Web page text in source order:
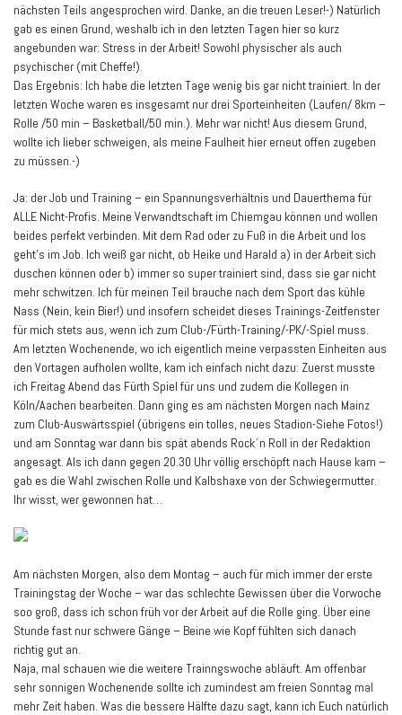
nächsten Teils angesprochen wird. Danke, an die treuen Leser!-) Natürlich
gab es einen Grund, weshalb ich in den letzten Tagen hier so kurz
angebunden war: Stress in der Arbeit! Sowohl physischer als auch
psychischer (mit Cheffe!).
Das Ergebnis: Ich habe die letzten Tage wenig bis gar nicht trainiert. In der
letzten Woche waren es insgesamt nur drei Sporteinheiten (Laufen/ 8km –
Rolle /50 min – Basketball/50 min.). Mehr war nicht! Aus diesem Grund,
wollte ich lieber schweigen, als meine Faulheit hier erneut offen zugeben
zu müssen.-)
Ja: der Job und Training – ein Spannungsverhältnis und Dauerthema für
ALLE Nicht-Profis. Meine Verwandtschaft im Chiemgau können und wollen
beides perfekt verbinden. Mit dem Rad oder zu Fuß in die Arbeit und los
geht’s im Job. Ich weiß gar nicht, ob Heike und Harald a) in der Arbeit sich
duschen können oder b) immer so super trainiert sind, dass sie gar nicht
mehr schwitzen. Ich für meinen Teil brauche nach dem Sport das kühle
Nass (Nein, kein Bier!) und insofern scheidet dieses Trainings-Zeitfenster
für mich stets aus, wenn ich zum Club-/Fürth-Training/-PK/-Spiel muss.
Am letzten Wochenende, wo ich eigentlich meine verpassten Einheiten aus
den Vortagen aufholen wollte, kam ich einfach nicht dazu: Zuerst musste
ich Freitag Abend das Fürth Spiel für uns und zudem die Kollegen in
Köln/Aachen bearbeiten. Dann ging es am nächsten Morgen nach Mainz
zum Club-Auswärtsspiel (übrigens ein tolles, neues Stadion-Siehe Fotos!)
und am Sonntag war dann bis spät abends Rock´n Roll in der Redaktion
angesagt. Als ich dann gegen 20.30 Uhr völlig erschöpft nach Hause kam –
gab es die Wahl zwischen Rolle und Kalbshaxe von der Schwiegermutter.
Ihr wisst, wer gewonnen hat…
Am nächsten Morgen, also dem Montag – auch für mich immer der erste
Trainingstag der Woche – war das schlechte Gewissen über die Vorwoche
soo groß, dass ich schon früh vor der Arbeit auf die Rolle ging. Über eine
Stunde fast nur schwere Gänge – Beine wie Kopf fühlten sich danach
richtig gut an.
Naja, mal schauen wie die weitere Trainngswoche abläuft. Am offenbar
sehr sonnigen Wochenende sollte ich zumindest am freien Sonntag mal
mehr Zeit haben. Was die bessere Hälfte dazu sagt, kann ich Euch natürlich